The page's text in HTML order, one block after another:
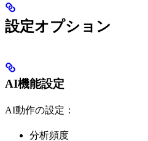
設定オプション
AI機能設定
AI動作の設定：
分析頻度